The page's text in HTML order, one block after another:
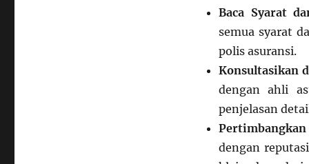
Baca Syarat
semua syarat
polis asuransi.
Konsultasikan
dengan ahli
penjelasan
Pertimbangkan
dengan